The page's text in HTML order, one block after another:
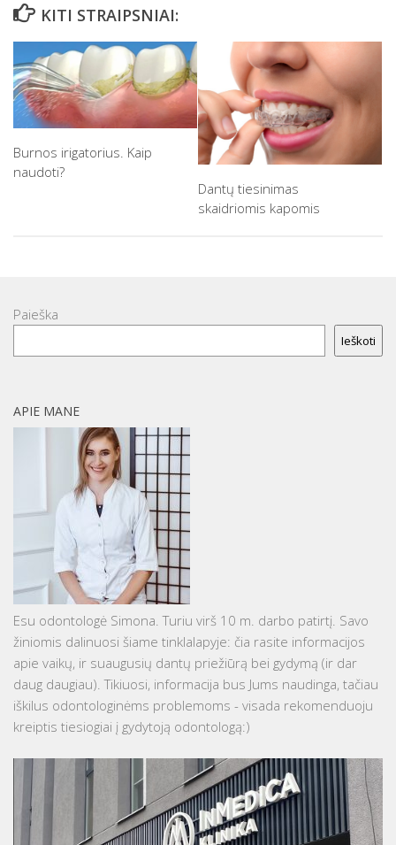
KITI STRAIPSNIAI:
Burnos irigatorius. Kaip
naudoti?
Dantų tiesinimas
skaidriomis kapomis
Paieška
Ieškoti
APIE MANE
Esu odontologė Simona. Turiu virš 10 m. darbo patirtį. Savo
žiniomis dalinuosi šiame tinklalapyje: čia rasite informacijos
apie vaikų, ir suaugusių dantų priežiūrą bei gydymą (ir dar
daug daugiau). Tikiuosi, informacija bus Jums naudinga, tačiau
iškilus odontologinėms problemoms - visada rekomenduoju
kreiptis tiesiogiai į gydytoją odontologą:)